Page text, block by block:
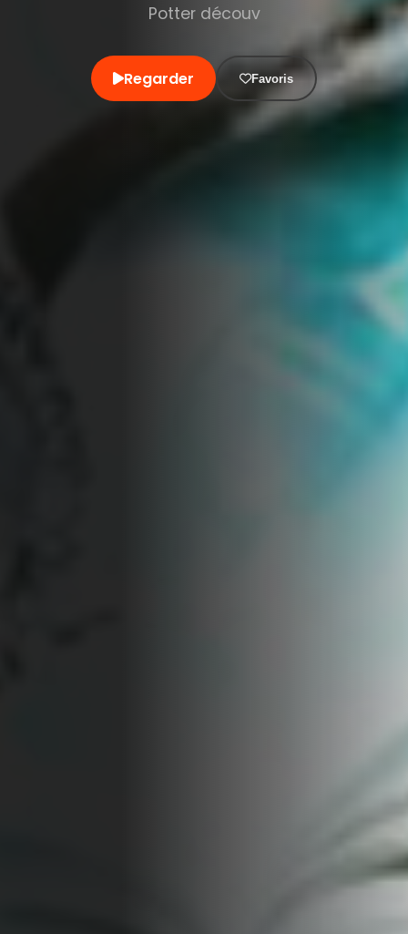
Potter découv
Regarder Favoris